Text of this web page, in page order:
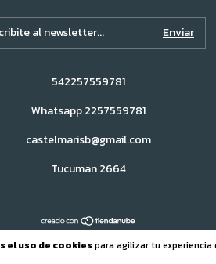
el uso de cookies para agilizar tu experiencia
542257559781
Whatsapp 2257559781
castelmarisb@gmail.com
Tucuman 2664
Defensa de las y los